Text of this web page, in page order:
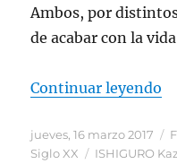
Ambos, por
de acabar con la
Continuar leyendo
Publicado
el
jueves, 16 marzo 2017
Siglo XX
Etiquetas
ISHIGURO